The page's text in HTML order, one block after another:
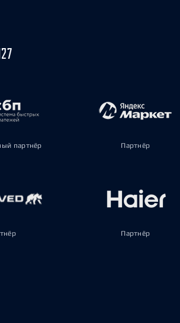
партнёр Партнёр
Партнёр